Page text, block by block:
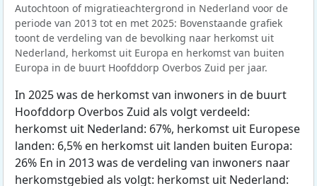
Autochtoon of migratieachtergrond in Nederland voor de
periode van 2013 tot en met 2025: Bovenstaande grafiek
toont de verdeling van de bevolking naar herkomst uit
Nederland, herkomst uit Europa en herkomst van buiten
Europa in de buurt Hoofddorp Overbos Zuid per jaar.
In 2025 was de herkomst van inwoners in de buurt
Hoofddorp Overbos Zuid als volgt verdeeld:
herkomst uit Nederland: 67%, herkomst uit Europese
landen: 6,5% en herkomst uit landen buiten Europa:
26% En in 2013 was de verdeling van inwoners naar
herkomstgebied als volgt: herkomst uit Nederland: